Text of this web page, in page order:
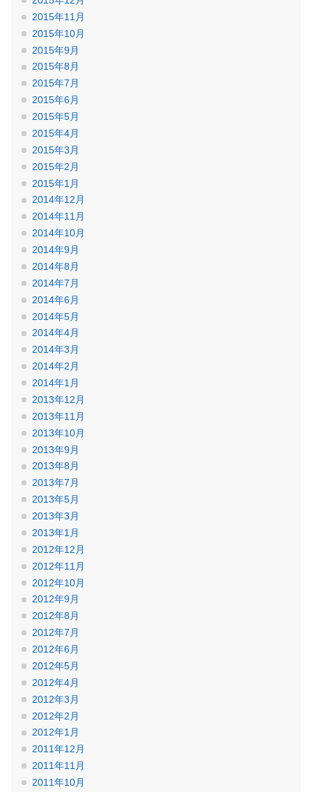
2015年11月
2015年10月
2015年9月
2015年8月
2015年7月
2015年6月
2015年5月
2015年4月
2015年3月
2015年2月
2015年1月
2014年12月
2014年11月
2014年10月
2014年9月
2014年8月
2014年7月
2014年6月
2014年5月
2014年4月
2014年3月
2014年2月
2014年1月
2013年12月
2013年11月
2013年10月
2013年9月
2013年8月
2013年7月
2013年5月
2013年3月
2013年1月
2012年12月
2012年11月
2012年10月
2012年9月
2012年8月
2012年7月
2012年6月
2012年5月
2012年4月
2012年3月
2012年2月
2012年1月
2011年12月
2011年11月
2011年10月